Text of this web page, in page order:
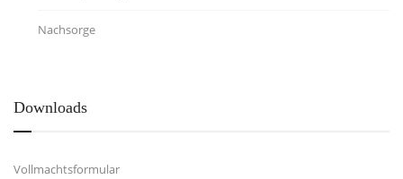
Nachsorge
Downloads
Vollmachtsformular